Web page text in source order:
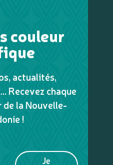
couleur
actualités,
Recevez chaque
de la Nouvelle-
!
Je